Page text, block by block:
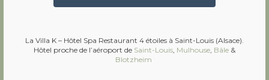
La Villa K – Hôtel Spa Restaurant 4 étoiles à Saint-Louis (Alsace).
Hôtel proche de l’aéroport de Saint-Louis Mulhouse Bâle &
Blotzheim